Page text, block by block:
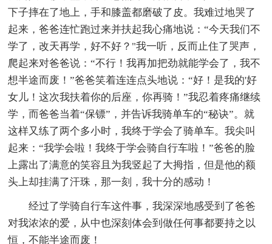
下子摔在了地上，手和膝盖都磨破了皮。我难过地哭了
起来，爸爸连忙跑过来并扶起我心痛地说：“今天我们不
学了，改天再学，好不好？"我一听，反而止住了哭声，
爬起来对爸爸说：“不行！我再加把劲就能学会了，我不
想半途而废！”爸爸笑着连连点头地说：“好！是我的'好
女儿！这次我扶着你的后座，你再骑！”我忍着疼痛继续
学，而爸爸当着“保镖”，并告诉我骑单车的“秘诀”。就
这样又练了两个多小时，我终于学会了骑单车。我尖叫
起来：“我学会啦！我终于学会骑自行车啦！”爸爸的脸
上露出了满意的笑容且为我竖起了大拇指，但是他的额
头上却挂满了汗珠，那一刻，我十分的感动！
经过了学骑自行车这件事，我深深地感受到了爸爸
对我浓浓的爱，从中也深刻体会到做任何事都要持之以
恒，不能半途而废！